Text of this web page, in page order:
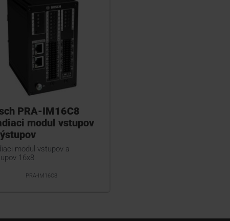
PRA-IM16C8
modul vstupov
modul vstupov a
16x8
PRA-IM16C8